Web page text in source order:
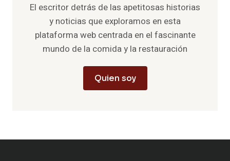
El escritor detrás de las apetitosas historias
y noticias que exploramos en esta
plataforma web centrada en el fascinante
mundo de la comida y la restauración
Quien soy